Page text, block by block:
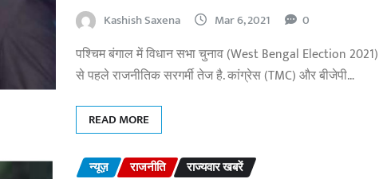
Kashish Saxena Mar 6, 2021 0
पश्चिम बंगाल में विधान सभा चुनाव (West Bengal Election 2021)
से पहले राजनीतिक सरगर्मी तेज है. कांग्रेस (TMC) और बीजेपी…
READ MORE
न्यूज़ राजनीति राज्यवार खबरें